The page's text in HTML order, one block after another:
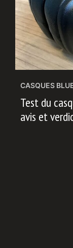
CASQUES
Test du
avis et